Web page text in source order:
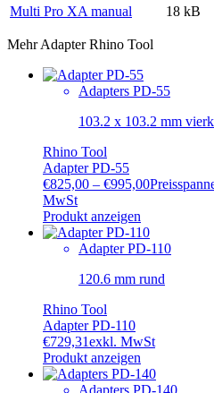
Multi Pro XA manual
18 kB
MehrAdapter Rhino Tool
Adapters PD-55
103.2 x 103.2 mm
Rhino Tool
Adapter PD-55
€825,00 – €995,00
MwSt
Produkt anzeigen
Adapter PD-110
120.6 mm rund
Rhino Tool
Adapter PD-110
€729,31exkl. MwSt
Produkt anzeigen
Adapters PD-140